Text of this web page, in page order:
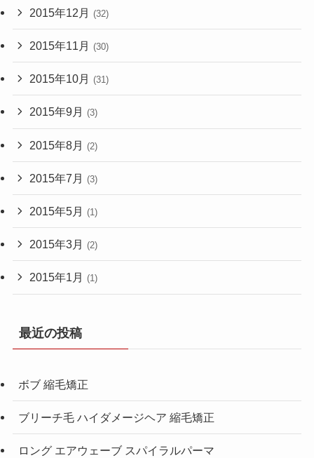
2015年12月 (32)
2015年11月 (30)
2015年10月 (31)
2015年9月 (3)
2015年8月 (2)
2015年7月 (3)
2015年5月 (1)
2015年3月 (2)
2015年1月 (1)
最近の投稿
ボブ 縮毛矯正
ブリーチ毛 ハイダメージヘア 縮毛矯正
ロング エアウェーブ スパイラルパーマ